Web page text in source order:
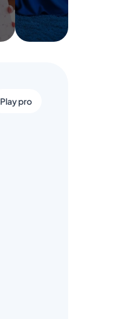
Play pro